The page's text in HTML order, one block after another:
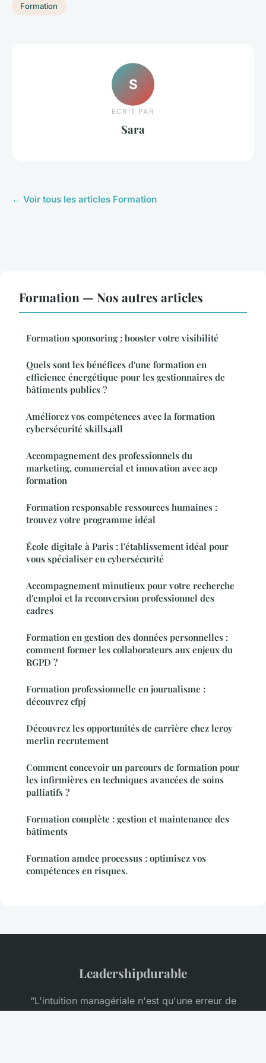
Formation
S
ECRIT PAR
Sara
← Voir tous les articles Formation
Formation — Nos autres articles
Formation sponsoring : booster votre visibilité
Quels sont les bénéfices d'une formation en
efficience énergétique pour les gestionnaires de
bâtiments publics ?
Améliorez vos compétences avec la formation
cybersécurité skills4all
Accompagnement des professionnels du
marketing, commercial et innovation avec acp
formation
Formation responsable ressources humaines :
trouvez votre programme idéal
École digitale à Paris : l'établissement idéal pour
vous spécialiser en cybersécurité
Accompagnement minutieux pour votre recherche
d'emploi et la reconversion professionnel des
cadres
Formation en gestion des données personnelles :
comment former les collaborateurs aux enjeux du
RGPD ?
Formation professionnelle en journalisme :
découvrez cfpj
Découvrez les opportunités de carrière chez leroy
merlin recrutement
Comment concevoir un parcours de formation pour
les infirmières en techniques avancées de soins
palliatifs ?
Formation complète : gestion et maintenance des
bâtiments
Formation amdec processus : optimisez vos
compétences en risques.
Leadershipdurable
“L'intuition managériale n'est qu'une erreur de